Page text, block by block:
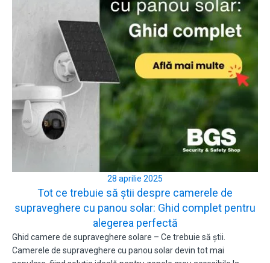
28 aprilie 2025
Tot ce trebuie să știi despre camerele de
supraveghere cu panou solar: Ghid complet pentru
alegerea perfectă
Ghid camere de supraveghere solare – Ce trebuie să știi.
Camerele de supraveghere cu panou solar devin tot mai